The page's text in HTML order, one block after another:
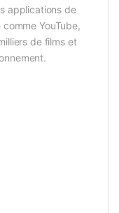
applications de
YouTube,
de films et